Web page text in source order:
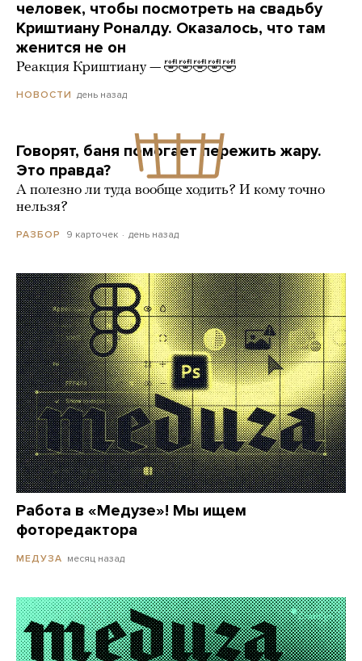
человек, чтобы посмотреть на свадьбу
Криштиану Роналду. Оказалось, что там
женится не он
Реакция Криштиану — 🤣🤣🤣🤣🤣
НОВОСТИ день назад
Говорят, баня помогает пережить жару.
Это правда?
А полезно ли туда вообще ходить? И кому точно
нельзя?
РАЗБОР 9 карточек день назад
Работа в «Медузе»! Мы ищем
фоторедактора
МЕДУЗА месяц назад